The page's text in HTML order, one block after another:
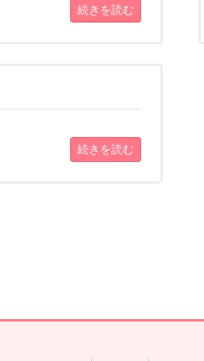
続きを読む
続きを読む